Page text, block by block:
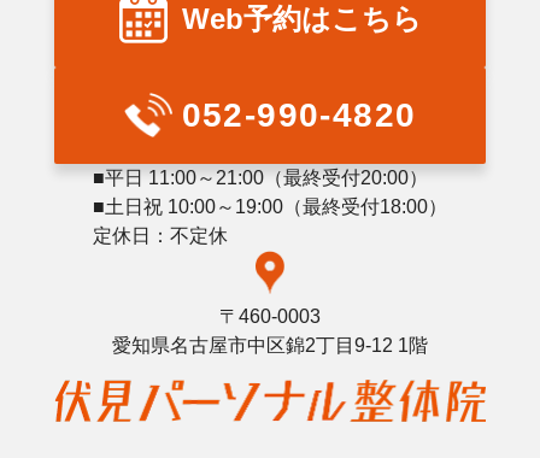
Web予約はこちら
052-990-4820
■平日 11:00～21:00（最終受付20:00）
■土日祝 10:00～19:00（最終受付18:00）
定休日：不定休
〒460-0003
愛知県名古屋市中区錦2丁目9-12 1階